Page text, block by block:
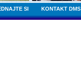
SI KONTAKT DMS